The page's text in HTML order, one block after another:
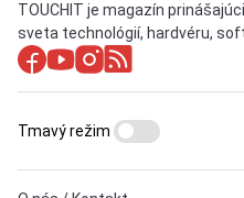
TOUCHIT je magazín
sveta technológií, hardvéru,
Tmavý režim